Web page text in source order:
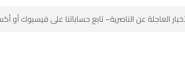
العاجلة عن الناصرية– تابع حساباتنا على فيسبوك أو